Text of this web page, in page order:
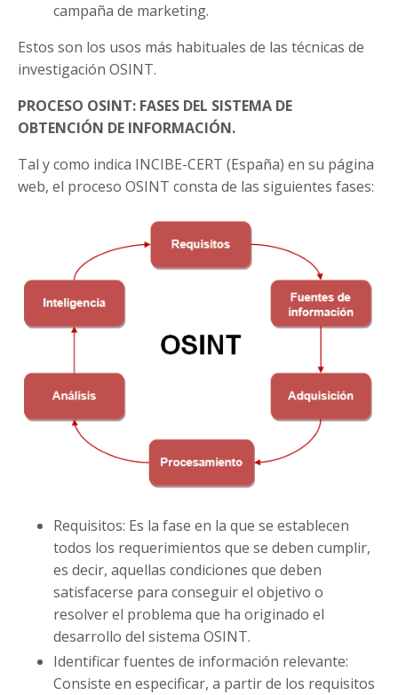
campaña de marketing.
Estos son los usos más habituales de las técnicas de
investigación OSINT.
PROCESO OSINT: FASES DEL SISTEMA DE
OBTENCIÓN DE INFORMACIÓN.
Tal y como indica INCIBE-CERT (España) en su página
web, el proceso OSINT consta de las siguientes fases:
Requisitos: Es la fase en la que se establecen
todos los requerimientos que se deben cumplir,
es decir, aquellas condiciones que deben
satisfacerse para conseguir el objetivo o
resolver el problema que ha originado el
desarrollo del sistema OSINT.
Identificar fuentes de información relevante:
Consiste en especificar, a partir de los requisitos